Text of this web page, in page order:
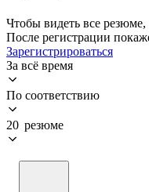
Чтобы видеть все резюме,
После регистрации
Зарегистрироваться
За всё время
По соответствию
20 резюме